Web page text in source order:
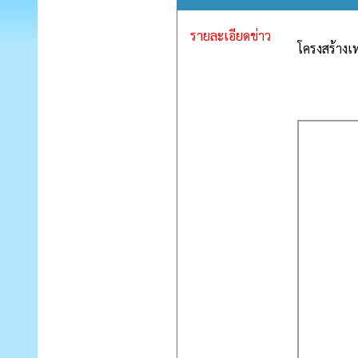
รายละเอียดข่าว
โครงสร้าง